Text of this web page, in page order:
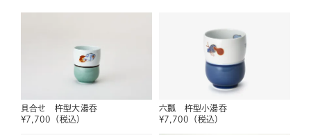
貝合せ 杵型大湯呑
¥7,700 （税込）
六瓢 杵型小湯呑
¥7,700 （税込）